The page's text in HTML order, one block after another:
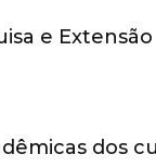
e
dos